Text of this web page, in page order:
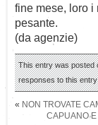
fine mese, loro i
pesante.
(da agenzie)
This entry was posted
responses to this
« NON TROVATE
CAPUANO E